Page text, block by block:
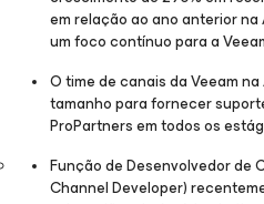
em relação ao ano anterior
um foco contínuo para a
O time de canais da Veeam
tamanho para fornecer
ProPartners em todos os
Função de Desenvolvedor de
Channel Developer)